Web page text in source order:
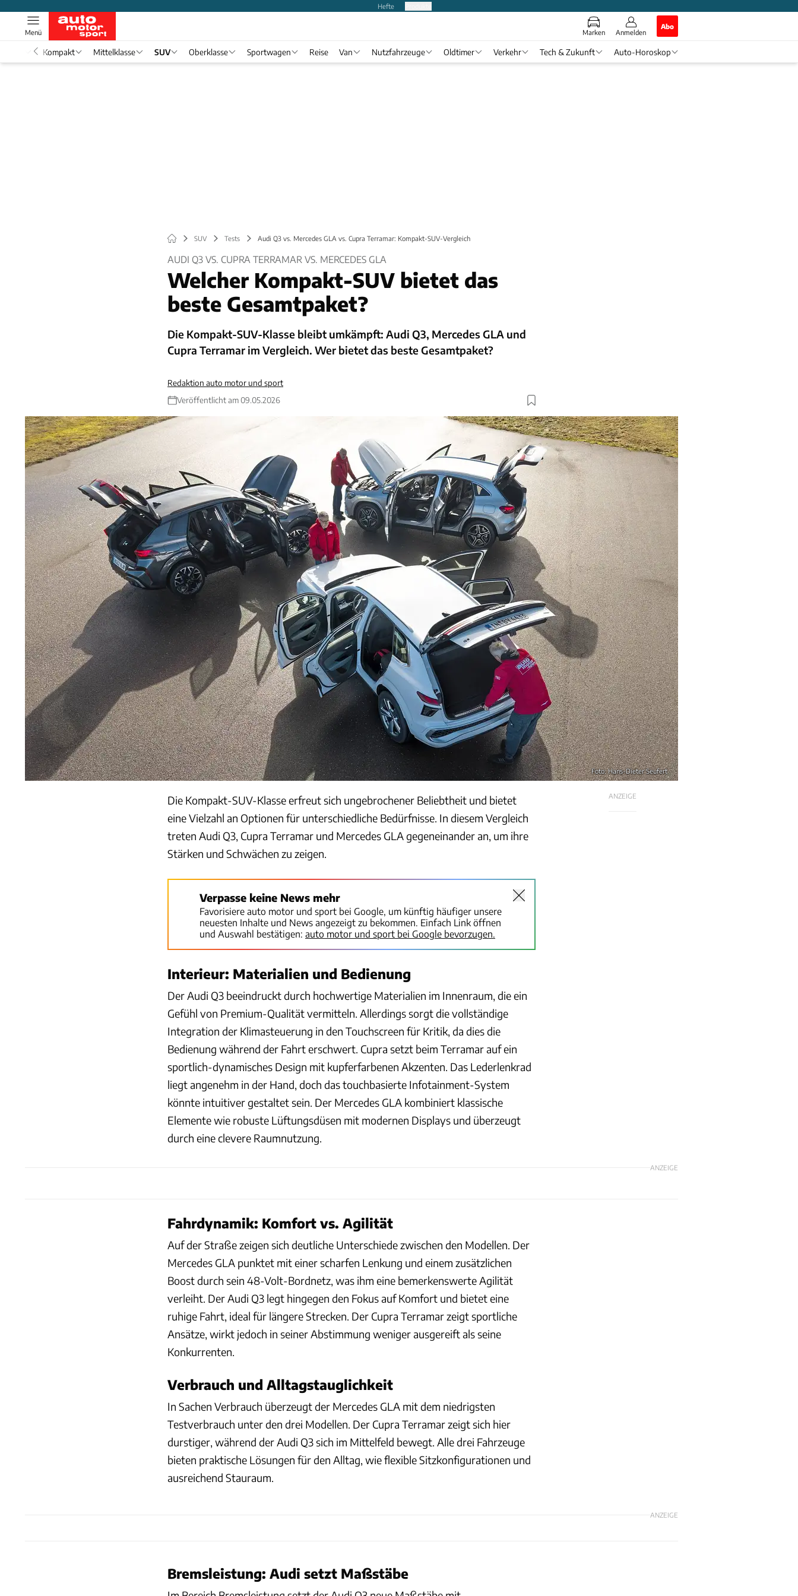
Hefte
Marken Anmelden
Abo
Menü
Kompakt Mittelklasse SUV Oberklasse Sportwagen Reise Van Nutzfahrzeuge Oldtimer Verkehr Tech & Zukunft Auto-Horoskop
SUV Tests Audi Q3 vs. Mercedes GLA vs. Cupra Terramar: Kompakt-SUV-Vergleich
AUDI Q3 VS. CUPRA TERRAMAR VS. MERCEDES GLA
Welcher Kompakt-SUV bietet das
beste Gesamtpaket?
Die Kompakt-SUV-Klasse bleibt umkämpft: Audi Q3, Mercedes GLA und
Cupra Terramar im Vergleich. Wer bietet das beste Gesamtpaket?
Redaktion auto motor und sport
Veröffentlicht am 09.05.2026
Foto: Hans-Dieter Seufert
ANZEIGE
Die Kompakt-SUV-Klasse erfreut sich ungebrochener Beliebtheit und bietet
eine Vielzahl an Optionen für unterschiedliche Bedürfnisse. In diesem Vergleich
treten Audi Q3, Cupra Terramar und Mercedes GLA gegeneinander an, um ihre
Stärken und Schwächen zu zeigen.
Verpasse keine News mehr
Favorisiere auto motor und sport bei Google, um künftig häufiger unsere
neuesten Inhalte und News angezeigt zu bekommen. Einfach Link öffnen
und Auswahl bestätigen: auto motor und sport bei Google bevorzugen.
Interieur: Materialien und Bedienung
Der Audi Q3 beeindruckt durch hochwertige Materialien im Innenraum, die ein
Gefühl von Premium-Qualität vermitteln. Allerdings sorgt die vollständige
Integration der Klimasteuerung in den Touchscreen für Kritik, da dies die
Bedienung während der Fahrt erschwert. Cupra setzt beim Terramar auf ein
sportlich-dynamisches Design mit kupferfarbenen Akzenten. Das Lederlenkrad
liegt angenehm in der Hand, doch das touchbasierte Infotainment-System
könnte intuitiver gestaltet sein. Der Mercedes GLA kombiniert klassische
Elemente wie robuste Lüftungsdüsen mit modernen Displays und überzeugt
durch eine clevere Raumnutzung.
ANZEIGE
Fahrdynamik: Komfort vs. Agilität
Auf der Straße zeigen sich deutliche Unterschiede zwischen den Modellen. Der
Mercedes GLA punktet mit einer scharfen Lenkung und einem zusätzlichen
Boost durch sein 48-Volt-Bordnetz, was ihm eine bemerkenswerte Agilität
verleiht. Der Audi Q3 legt hingegen den Fokus auf Komfort und bietet eine
ruhige Fahrt, ideal für längere Strecken. Der Cupra Terramar zeigt sportliche
Ansätze, wirkt jedoch in seiner Abstimmung weniger ausgereift als seine
Konkurrenten.
Verbrauch und Alltagstauglichkeit
In Sachen Verbrauch überzeugt der Mercedes GLA mit dem niedrigsten
Testverbrauch unter den drei Modellen. Der Cupra Terramar zeigt sich hier
durstiger, während der Audi Q3 sich im Mittelfeld bewegt. Alle drei Fahrzeuge
bieten praktische Lösungen für den Alltag, wie flexible Sitzkonfigurationen und
ausreichend Stauraum.
ANZEIGE
Bremsleistung: Audi setzt Maßstäbe